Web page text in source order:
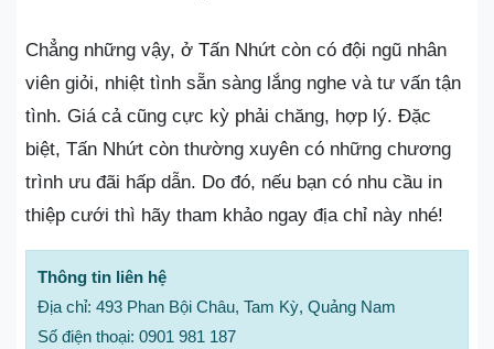
Chẳng những vậy, ở Tấn Nhứt còn có đội ngũ nhân
viên giỏi, nhiệt tình sẵn sàng lắng nghe và tư vấn tận
tình. Giá cả cũng cực kỳ phải chăng, hợp lý. Đặc
biệt, Tấn Nhứt còn thường xuyên có những chương
trình ưu đãi hấp dẫn. Do đó, nếu bạn có nhu cầu in
thiệp cưới thì hãy tham khảo ngay địa chỉ này nhé!
Thông tin liên hệ
Địa chỉ: 493 Phan Bội Châu, Tam Kỳ, Quảng Nam
Số điện thoại: 0901 981 187